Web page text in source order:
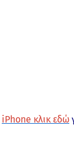
iPhone κλικ εδώ